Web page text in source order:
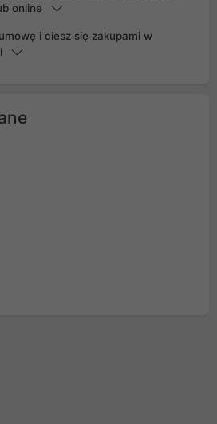
online
i ciesz się zakupami w